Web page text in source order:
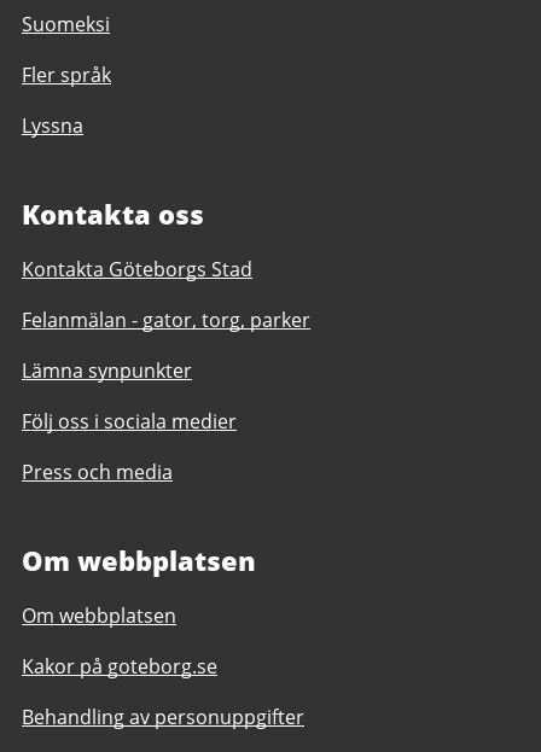
Suomeksi
Fler språk
Lyssna
Kontakta oss
Kontakta Göteborgs Stad
Felanmälan - gator, torg, parker
Lämna synpunkter
Följ oss i sociala medier
Press och media
Om webbplatsen
Om webbplatsen
Kakor på goteborg.se
Behandling av personuppgifter